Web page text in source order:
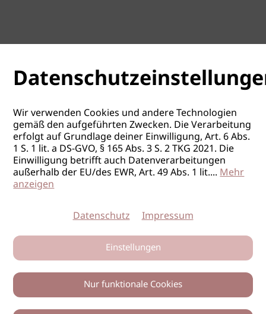
Wir verwenden Cookies und andere Technologien
gemäß den aufgeführten Zwecken. Die Verarbeitung
erfolgt auf Grundlage deiner Einwilligung, Art. 6 Abs.
1 S. 1 lit. a DS-GVO, § 165 Abs. 3 S. 2 TKG 2021. Die
Einwilligung betrifft auch Datenverarbeitungen
außerhalb der EU/des EWR, Art. 49 Abs. 1 lit....Mehr
anzeigen
Datenschutz Impressum
Einstellungen
Nur funktionale Cookies